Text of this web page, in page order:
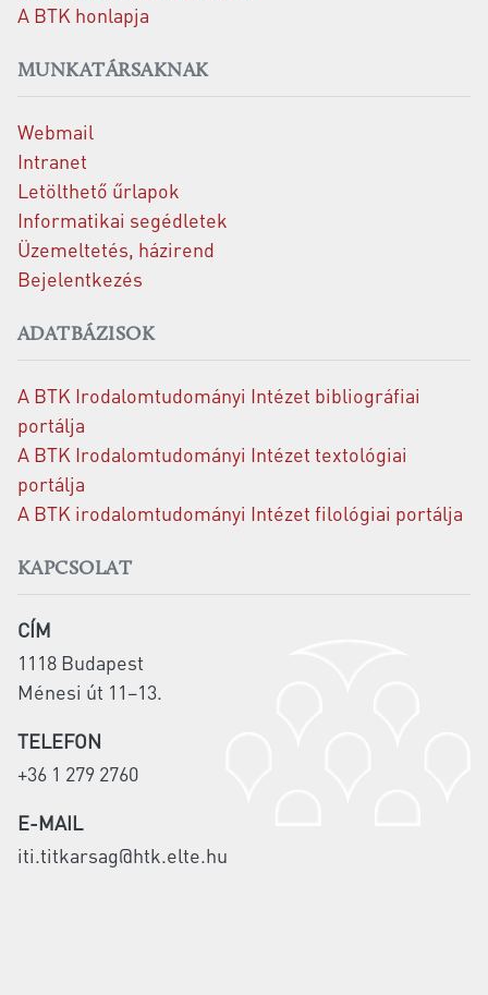
A BTK honlapja
MUNKATÁRSAKNAK
Webmail
Intranet
Letölthető űrlapok
Informatikai segédletek
Üzemeltetés, házirend
Bejelentkezés
ADATBÁZISOK
A BTK Irodalomtudományi Intézet bibliográfiai
portálja
A BTK Irodalomtudományi Intézet textológiai
portálja
A BTK irodalomtudományi Intézet filológiai portálja
KAPCSOLAT
CÍM
1118 Budapest
Ménesi út 11–13.
TELEFON
+36 1 279 2760
E-MAIL
iti.titkarsag@htk.elte.hu